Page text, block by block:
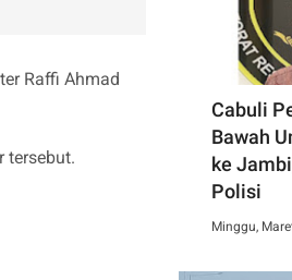
Raffi Ahmad
tersebut.
Cabuli
Bawah
ke
Polisi
Minggu,